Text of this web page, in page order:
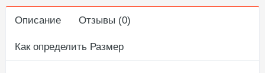
Описание Отзывы (0)
Как определить Размер